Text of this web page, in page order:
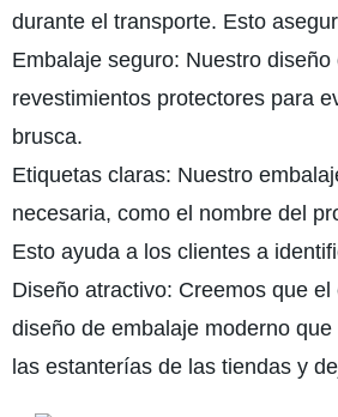
durante el transporte. Esto
Embalaje seguro: Nuestro
revestimientos protectores para
brusca.
Etiquetas claras: Nuestro
necesaria, como el nombre del
Esto ayuda a los clientes a
Diseño atractivo: Creemos que
diseño de embalaje moderno
las estanterías de las tiendas y